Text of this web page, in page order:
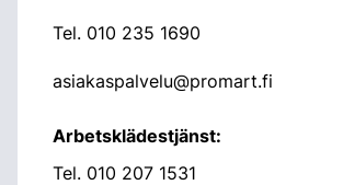
Tel. 010 235 1690
asiakaspalvelu@promart.fi
Arbetsklädestjänst:
Tel. 010 207 1531